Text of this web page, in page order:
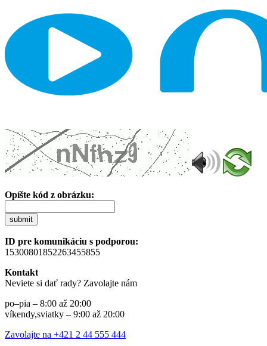
Opíšte kód z obrázku:
submit
ID pre komunikáciu s podporou:
15300801852263455855
Kontakt
Neviete si dať rady? Zavolajte nám
po–pia – 8:00 až 20:00
víkendy,sviatky – 9:00 až 20:00
Zavolajte na +421 2 44 555 444